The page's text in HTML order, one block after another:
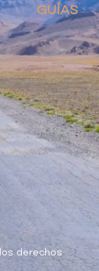
GUÍAS
derechos